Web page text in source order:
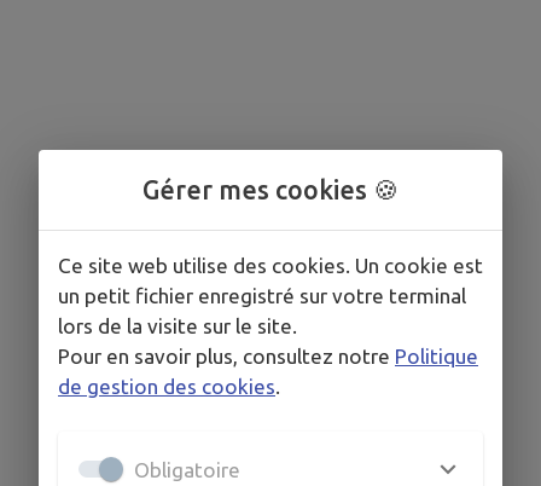
Gérer mes cookies 🍪
Ce site web utilise des cookies. Un cookie est
un petit fichier enregistré sur votre terminal
lors de la visite sur le site.
Pour en savoir plus, consultez notre Politique
de gestion des cookies.
Obligatoire